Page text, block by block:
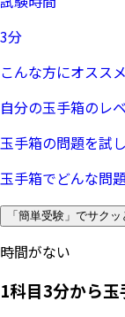
3分
こんな方にオスス
自分の玉手箱のレ
玉手箱の問題を試
玉手箱でどんな問
「簡単受験」でサク
時間がない
1科目3分から